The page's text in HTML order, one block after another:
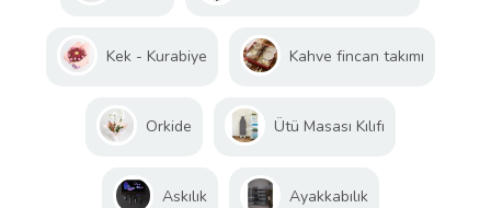
Kek - Kurabiye Kahve fincan takımı
Orkide Ütü Masası Kılıfı
Askılık Ayakkabılık